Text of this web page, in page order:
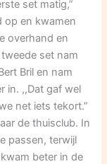
set matig,”
op en kwamen
overhand en
set nam
Bril en nam
in. ,,Dat gaf wel
net iets tekort.”
de thuisclub. In
passen, terwijl
beter in de